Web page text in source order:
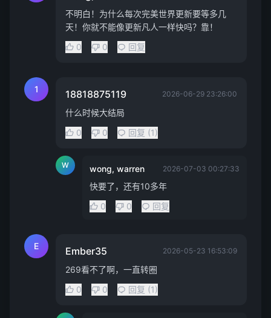
不明白！为什么每次完美世界更新要等多几
天！你就不能像更新凡人一样快吗？靠！
0
0 回复
1 18818875119 2026-06-29 23:26:00
什么时候大结局
0
0 回复 (1)
W wong, warren 2026-07-03 00:27:33
快要了，还有10多年
0
0 回复
E Ember35 2026-05-23 16:53:09
269看不了啊，一直转圈
0
0 回复 (1)